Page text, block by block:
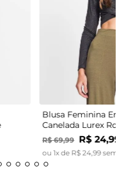
Blusa Feminina Em
Canelada Lurex
R$ 69,99 R$ 24,99
ou 1x de R$ 24,99sem